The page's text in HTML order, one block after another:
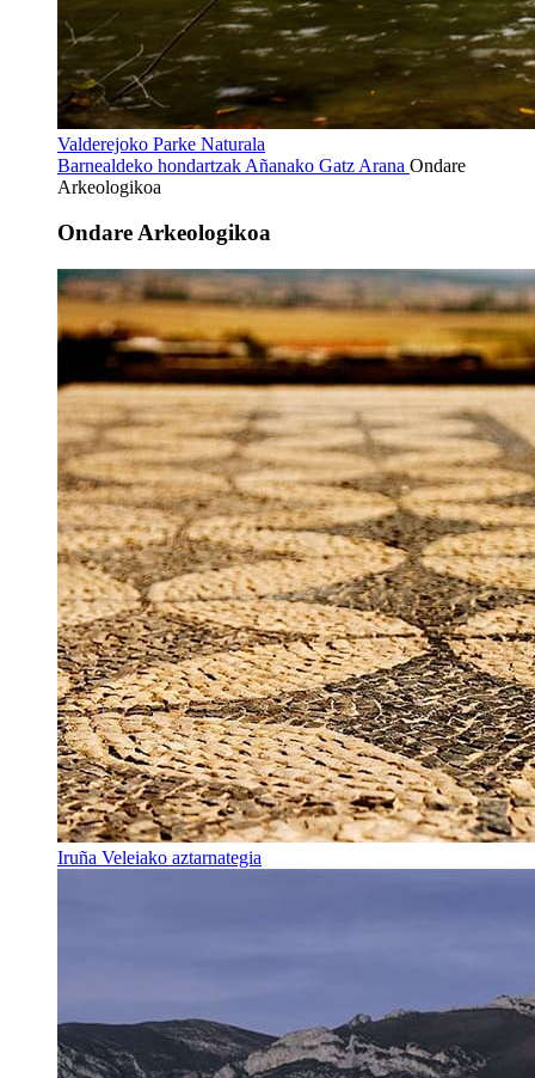
Valderejoko Parke Naturala
Barnealdeko hondartzak Añanako Gatz Arana Ondare
Arkeologikoa
Ondare Arkeologikoa
Iruña Veleiako aztarnategia